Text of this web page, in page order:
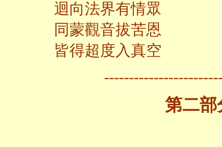
迴向法界有情眾
同蒙觀音拔苦恩
皆得超度入真空
第二